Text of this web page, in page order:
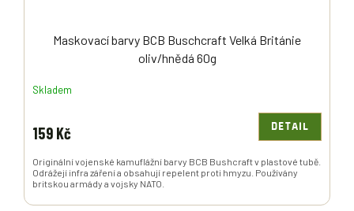
Maskovací barvy BCB Buschcraft Velká Británie
oliv/hnědá 60g
Skladem
159 Kč DETAIL
Originální vojenské kamuflážní barvy BCB Bushcraft v plastové tubě.
Odrážejí infra záření a obsahují repelent proti hmyzu. Používány
britskou armády a vojsky NATO.